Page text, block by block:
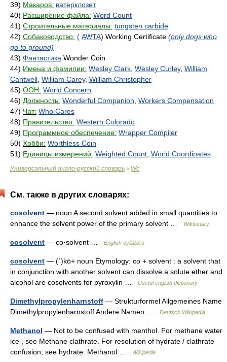
39) Макаров: ватерклозет
40) Расширение файла: Word Count
41) Строительные материалы: tungsten carbide
42) Собаководство: ( AWTA) Working Certificate (only dogs who
go to ground)
43) Фантастика Wonder Coin
44) Имена и фамилии: Wesley Clark Wesley Curley, William
Cantwell William Carey, William Christopher
45) ООН: World Concern
46) Должность: Wonderful Companion Workers Compensation
47) Чат: Who Cares
48) Правительство: Western Colorado
49) Программное обеспечение: Wrapper Compiler
50) Хобби: Worthless Coin
51) Единицы измерений: Weighted Count World Coordinates
Универсальный англо-русский словарь > Wc
См. также в других словарях:
cosolvent — noun A second solvent added in small quantities to
enhance the solvent power of the primary solvent …
Wiktionary
cosolvent — co·solvent … English syllables
cosolvent — (ˈ)kō+ noun Etymology: co + solvent : a solvent that
in conjunction with another solvent can dissolve a solute ether and
alcohol are cosolvents for pyroxylin …
Useful english dictionary
Dimethylpropylenharnstoff — Strukturformel Allgemeines Name
Dimethylpropylenharnstoff Andere Namen …
Deutsch Wikipedia
Methanol — Not to be confused with menthol. For methane water
ice , see Methane clathrate. For resolution of hydrate / clathrate
confusion, see hydrate. Methanol …
Wikipedia